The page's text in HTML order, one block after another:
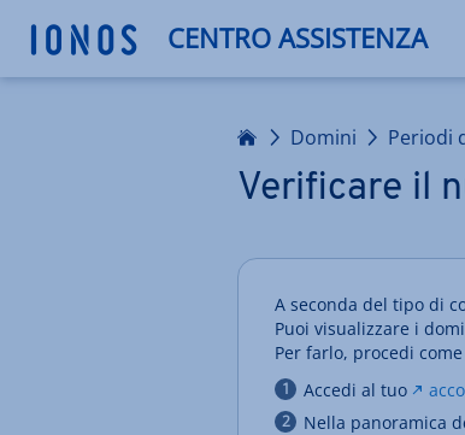
CENTRO ASSISTENZA
Homepage Domini Periodi
Verificare il
A seconda del tipo di
Puoi visualizzare i
Per farlo, procedi
Accedi al tuo
Nella panoramica